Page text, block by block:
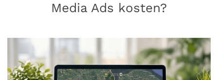
Media Ads kosten?